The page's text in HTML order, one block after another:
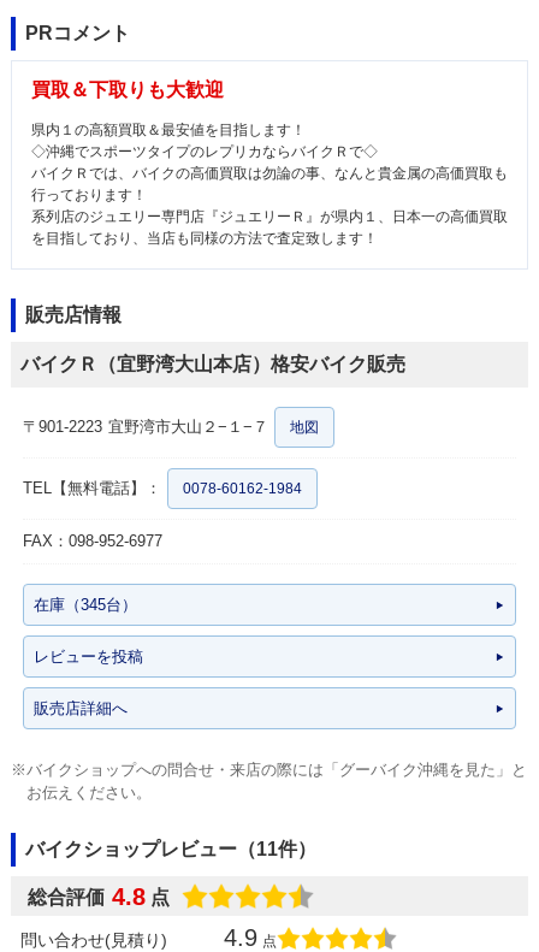
PRコメント
買取＆下取りも大歓迎
県内１の高額買取＆最安値を目指します！
◇沖縄でスポーツタイプのレプリカならバイクＲで◇
バイクＲでは、バイクの高価買取は勿論の事、なんと貴金属の高価買取も
行っております！
系列店のジュエリー専門店『ジュエリーＲ』が県内１、日本一の高価買取
を目指しており、当店も同様の方法で査定致します！
販売店情報
バイクＲ（宜野湾大山本店）格安バイク販売
〒901-2223 宜野湾市大山２−１−７ 地図
TEL【無料電話】： 0078-60162-1984
FAX：098-952-6977
在庫（345台）
レビューを投稿
販売店詳細へ
※バイクショップへの問合せ・来店の際には「グーバイク沖縄を見た」と
お伝えください。
バイクショップレビュー（11件）
総合評価 4.8 点
問い合わせ(見積り) 4.9 点